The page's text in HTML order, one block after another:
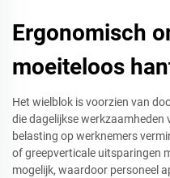
Ergonomisch
moeiteloos
Het wielblok is voorzien van
die dagelijkse werkzaamheden
belasting op werknemers
of greepverticale uitsparingen
mogelijk, waardoor personeel